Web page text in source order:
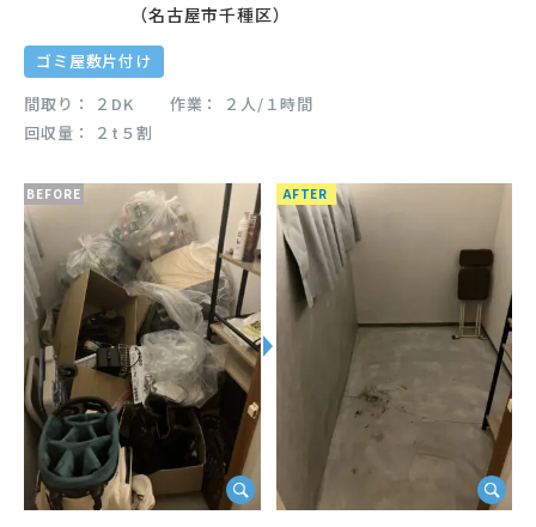
（名古屋市千種区）
ゴミ屋敷片付け
間取り
２DK 作業
２人/１時間
回収量
２t５割
BEFORE AFTER